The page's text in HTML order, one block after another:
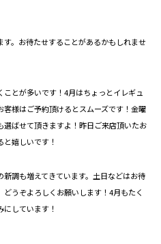
。お待たせすることがあるかもしれませ
とが多いです！4月はちょっとイレギュ
様はご予約頂けるとスムーズです！金曜
ばせて頂きますよ！昨日ご来店頂いたお
嬉しいです！
調も増えてきています。土日などはお待
うぞよろしくお願いします！4月もたく
しています！